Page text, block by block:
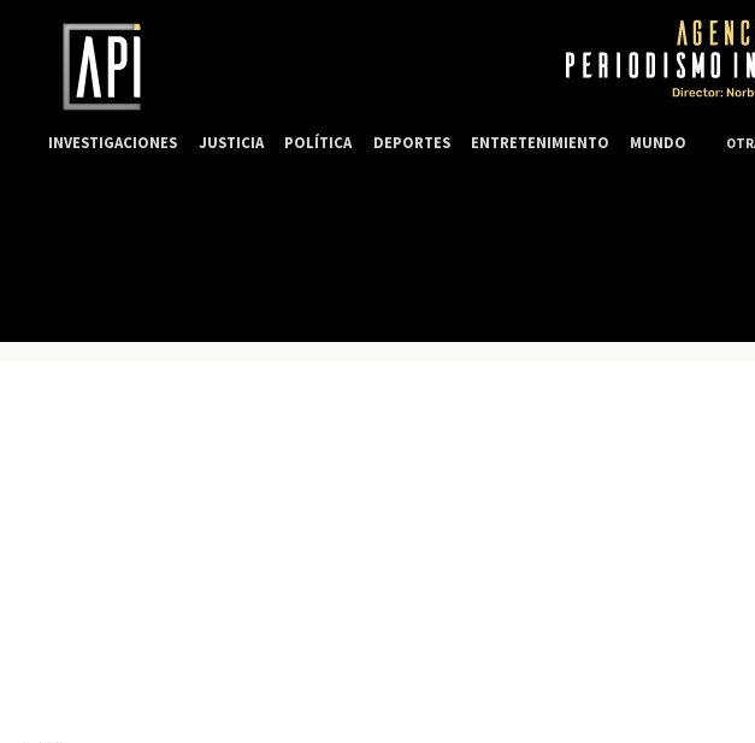
INVESTIGACIONES JUSTICIA POLÍTICA DEPORTES ENTRETENIMIENTO MUNDO